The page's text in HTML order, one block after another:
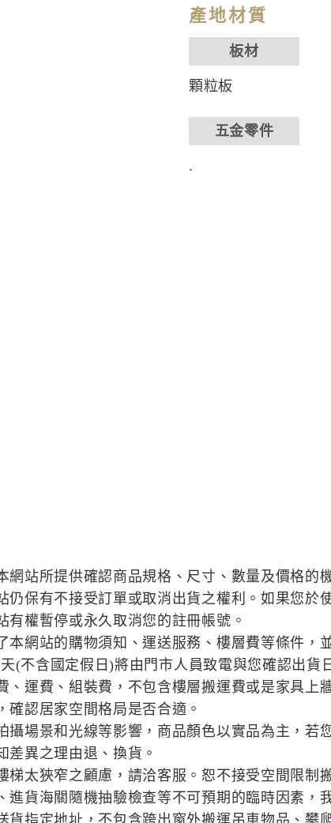
產地材質
板材
顆粒板
五金零件
.
站所提供確認商品規格、尺寸、數量及價格的
仍保有不接受訂單或取消出貨之權利。如果您於
權暫停或永久取消您的註冊帳號。
網站的購物須知、運送服務、樓層費等條件，
(不含國定假日)將由門市人員致電與您確認出貨
運費、組裝費，不包含樓層搬運費或是家具上
認居家空間格局是否合適。
攝場景和光線等影響，商品顏色以實品為主，若
差異之理由退、換貨。
太狹窄之顧慮，請洽客服。恕不接受空間限制
貨海關隨機抽驗檢查等不可預期的臨時因素，
貨指定地址，不包含跨出窗外搬運吊車物品、攀